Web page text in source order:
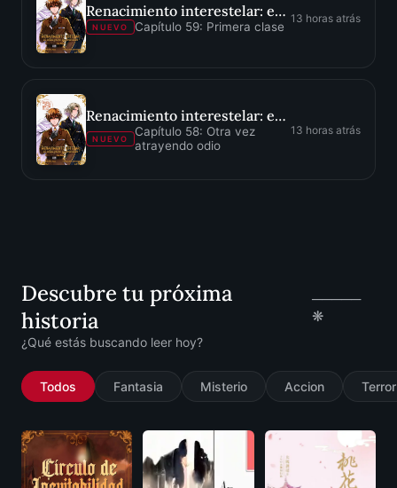
Renacimiento interestelar: es difícil pasar desapercibido
NUEVO Capítulo 59: Primera clase
13 horas atrás
Renacimiento interestelar: es difícil pasar desapercibido
NUEVO
Capítulo 58: Otra vez
atrayendo odio
13 horas atrás
Descubre tu próxima
historia
─────
❋
¿Qué estás buscando leer hoy?
Todos Fantasia Misterio Accion Terror